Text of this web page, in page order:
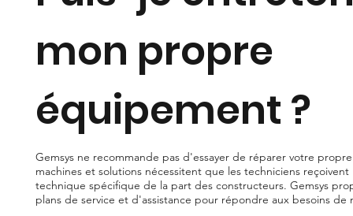
mon propre
équipement ?
Gemsys ne recommande pas d'essayer de réparer votre
machines et solutions nécessitent que les techniciens
technique spécifique de la part des constructeurs. Gemsys
plans de service et d'assistance pour répondre aux besoins de